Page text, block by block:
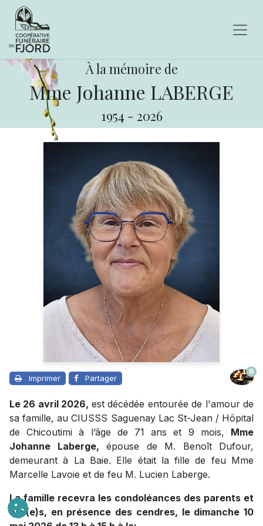
À la mémoire de
Mme Johanne LABERGE
1954 - 2026
Imprimer Partager
6
Le 26 avril 2026, est décédée entourée de l'amour de
sa famille, au CIUSSS Saguenay Lac St-Jean / Hôpital
de Chicoutimi à l’âge de 71 ans et 9 mois, Mme
Johanne Laberge, épouse de M. Benoît Dufour,
demeurant à La Baie. Elle était la fille de feu Mme
Marcelle Lavoie et de feu M. Lucien Laberge.
La famille recevra les condoléances des parents et
ami(e)s, en présence des cendres, le dimanche 10